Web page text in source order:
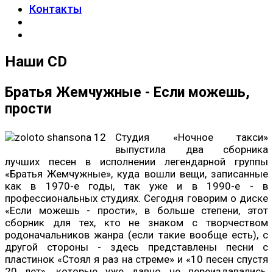
Контакты
Наши CD
Братья Жемчужные - Если можешь,
прости
Студия «Ночное такси»
выпустила два сборника
лучших песен в исполнении легендарной группы
«Братья Жемчужные», куда вошли вещи, записанные
как в 1970-е годы, так уже и в 1990-е - в
профессиональных студиях. Сегодня говорим о диске
«Если можешь - прости», в больше степени, этот
сборник для тех, кто не знаком с творчеством
родоначальников жанра (если такие вообще есть), с
другой стороны - здесь представлены песни с
пластинок «Стоял я раз на стреме» и «10 песен спустя